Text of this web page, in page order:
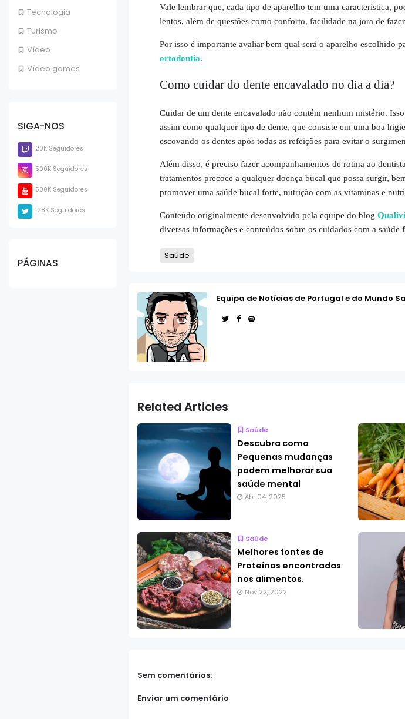
Tecnologia
Turismo
Vídeo
Vídeo games
SIGA-NOS
20K Seguidores
500K Seguidores
500K Seguidores
128K Seguidores
PÁGINAS
Vale lembrar que, cada tipo de aparelho tem uma característica,
lentos, além de questões como conforto, facilidade na jora de
Por isso é importante avaliar bem qual será o aparelho escolhido
ortodontia.
Como cuidar do dente encavalado no dia a dia?
Cuidar de um dente encavalado não contém nenhum mistério.
assim como qualquer tipo de dente, que consiste em uma boa
escovando os dentes após todas as refeições para evitar o
Além disso, é preciso fazer acompanhamentos de rotina ao
tratamentos precoce a qualquer doença bucal que possa surgir,
promover uma saúde bucal forte, nutrição com as vitaminas e
Conteúdo originalmente desenvolvido pela equipe do blog
diversas informações e conteúdos sobre os cuidados com a saúde
Saúde
Equipa de Notícias de Portugal e do Mundo
Related Articles
Saúde
Descubra como
Pequenas mudanças
podem melhorar sua
saúde mental
Abr 04, 2025
Saúde
Melhores fontes de
Proteínas encontradas
nos alimentos.
Nov 22, 2022
Sem comentários:
Enviar um comentário